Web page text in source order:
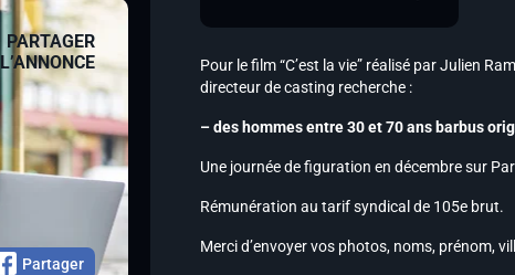
PARTAGER
L’ANNONCE
Partager
Pour le film “C’est la vie” réalisé par Julien
directeur de casting recherche :
– des hommes entre 30 et 70 ans barbus
Une journée de figuration en décembre sur
Rémunération au tarif syndical de 105e brut.
Merci d’envoyer vos photos, noms, prénom,